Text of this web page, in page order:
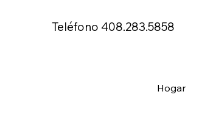
Teléfono 408.283.5858
Hogar